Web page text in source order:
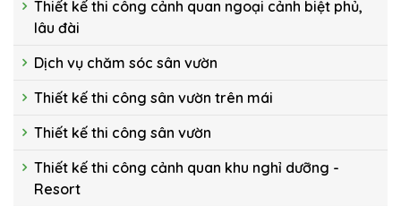
Thiết kế thi công cảnh quan ngoại cảnh biệt phủ,
lâu đài
Dịch vụ chăm sóc sân vườn
Thiết kế thi công sân vườn trên mái
Thiết kế thi công sân vườn
Thiết kế thi công cảnh quan khu nghỉ dưỡng -
Resort